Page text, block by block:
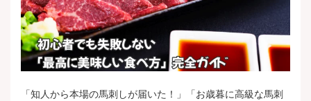
「知人から本場の馬刺しが届いた！」「お歳暮に高級な馬刺